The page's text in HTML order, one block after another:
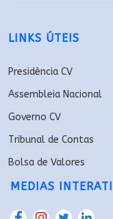
LINKS ÚTEIS
Presidència CV
Assembleia Nacional
Governo CV
Tribunal de Contas
Bolsa de Valores
MEDIAS